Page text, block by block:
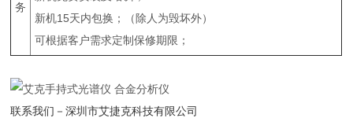
务
新机15天内包换；（除人为毁坏外）
可根据客户需求定制保修期限；
联系我们－深圳市艾捷克科技有限公司